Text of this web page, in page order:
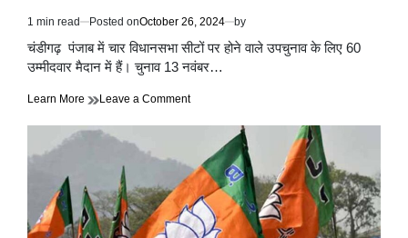
Estimated
read
time
1 min read Posted onOctober 26, 2024 by
चंडीगढ़ पंजाब में चार विधानसभा सीटों पर होने वाले उपचुनाव के लिए 60
उम्मीदवार मैदान में हैं। चुनाव 13 नवंबर…
Learn More Leave a Commenton
60
उम्मीदवारों
ने
किया
पर्चा